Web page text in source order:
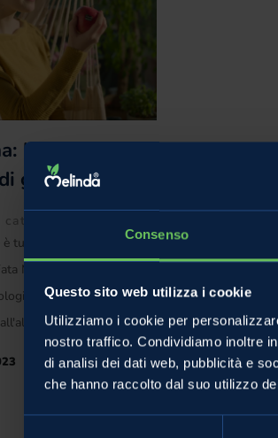
Consenso
Questo sito web utilizza i cookie
Utilizziamo i cookie per
nostro traffico. Condividiamo inoltre
di analisi dei dati web, pubblicità e
che hanno raccolto dal suo utilizzo
la mela che ti
gusto!
categorizzato
è tutto un programma: vi
Morgana? Da una parte
legata alle leggende